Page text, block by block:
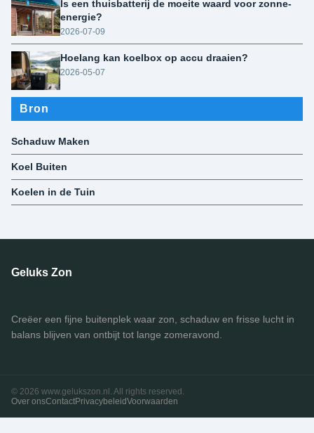
Is een thuisbatterij de moeite waard voor zonne-
energie?
2026-07-09
Hoelang kan koelbox op accu draaien?
2026-05-07
Bron
Schaduw Maken
Koel Buiten
Koelen in de Tuin
Geluks Zon
Creëer een fijne buitenplek waar zon, schaduw en frisse lucht in
balans blijven van ontbijt tot lange zomeravond.
© 2026 www.gelukszon.nl. All rights reserved.
Over onsContactPrivacybeleidVoorwaarden